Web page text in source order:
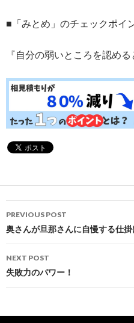
■「みとめ」のチェックポイ
『自分の弱いところを認め
Post
navigation
PREVIOUS POST
奥さんが旦那さんに自慢する仕掛
NEXT POST
失敗力のパワー！